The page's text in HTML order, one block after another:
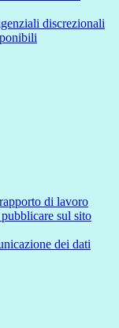
discrezionali
di lavoro
sul sito
dei dati